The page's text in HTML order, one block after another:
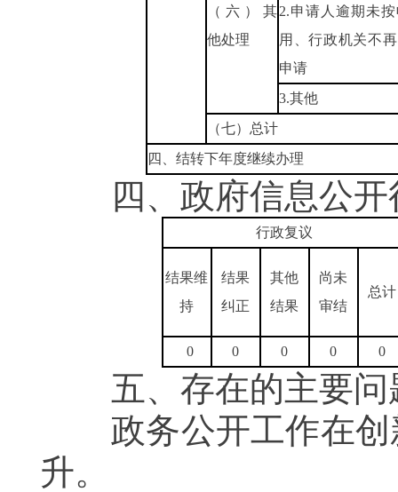
（六）其
他处理
2.申请人逾期未
用、行政机关不
申请
3.其他
（七）总计
四、结转下年度继续办理
四、政府信息公开
行政复议
结果维
持
结果
纠正
其他
结果
尚未
审结
总计
0 0 0 0 0
五、存在的主要问
政务公开工作在创
升。